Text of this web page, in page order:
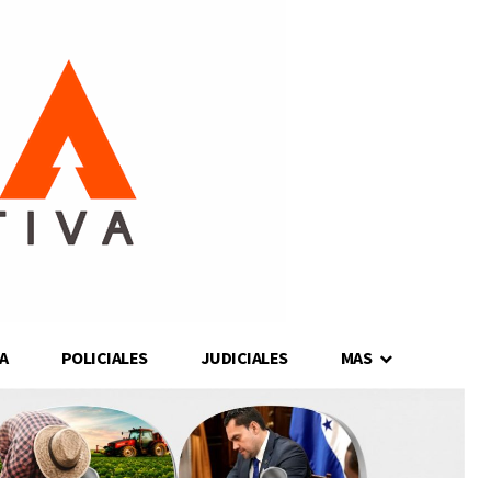
POLICIALES JUDICIALES MAS